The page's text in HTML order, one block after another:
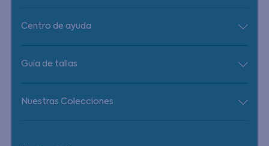
Centro de ayuda
Guía de tallas
Nuestras Colecciones